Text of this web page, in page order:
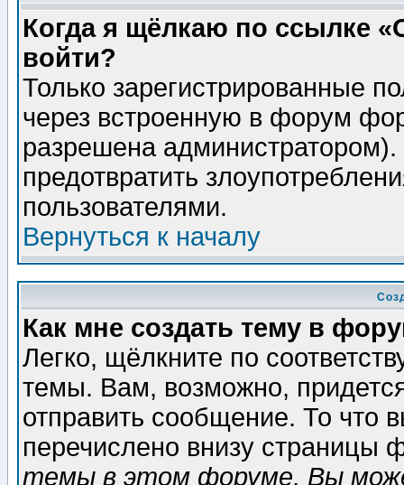
Когда я щёлкаю по ссылке
войти?
Только зарегистрированные
через встроенную в форум
разрешена
предотвратить
пользователями.
Вернуться к началу
Как мне создать тему в
Легко, щёлкните по
темы. Вам, возможно,
отправить сообщение. То что
перечислено внизу страницы
темы в этом форуме, Вы